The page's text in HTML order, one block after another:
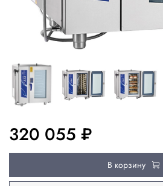
320 055 ₽
В корзину